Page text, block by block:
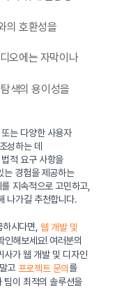
의 호환성을
오에는 자막이나
색의 용이성을
는 다양한 사용자
성하는 데
적 요구 사항을
는 경험을 제공하는
지속적으로 고민하고,
나가길 추천합니다.
시다면, 웹 개발 및
해보세요! 여러분의
사가 웹 개발 및 디자인
고 프로젝트 문의 를
팀이 최적의 솔루션을